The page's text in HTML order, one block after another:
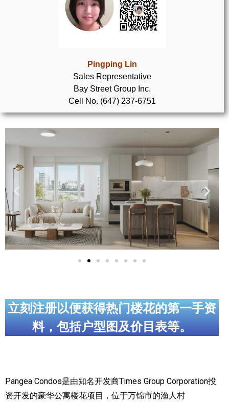
列治文山楼花项目
新居民
留学生指南
加拿大房地产网站
大多伦多教育网站
大多伦多医疗机构
加拿大银行贷款机构
大多伦多交通网络
地产杂谈
走近加拿大
加拿大的历史文化
加拿大社会保险系统
Pingping Lin
Sales Representative
Bay Street Group Inc.
Cell No. (647) 237-6751
立刻注册以便获得热门楼花的第一手资
料，包括户型图及价目表等。
Pangea Condos是由知名开发商Times Group Corporation投
资开发的豪华公寓楼花项目，位于万锦市的渔人村